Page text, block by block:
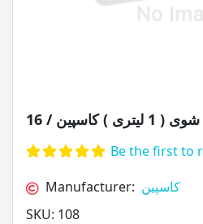
) کاسپین / 16
Be the first to
Manufacturer: کاسپین
SKU: 108